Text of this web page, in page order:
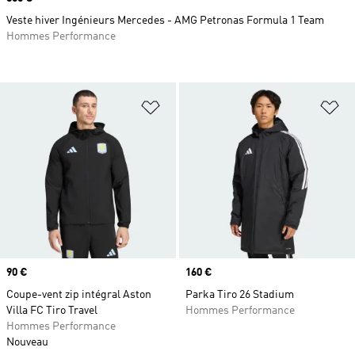
Ajouter à la Liste de produits
Prix
90 €
Coupe-vent zip intégral Aston
Villa FC Tiro Travel
Hommes Performance
Nouveau
Prix
160 €
Parka Tiro 26 Stadium
Hommes Performance
Veste hiver Ingénieurs Mercedes - AMG Petronas Formula 1 Team
Hommes Performance